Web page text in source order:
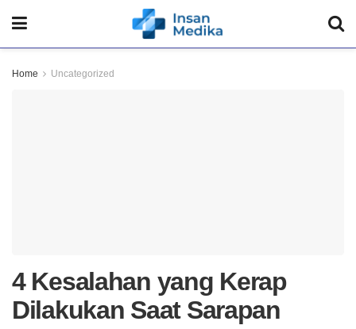
Home Uncategorized
4 Kesalahan yang Kerap
Dilakukan Saat Sarapan